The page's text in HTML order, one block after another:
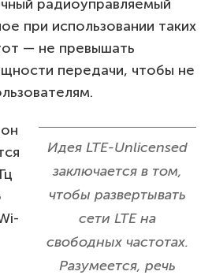
радиоуправляемый
при использовании таких
— не превышать
передачи, чтобы не
Идея LTE-Unlicensed
заключается в том,
чтобы развертывать
сети LTE на
свободных частотах.
Разумеется, речь